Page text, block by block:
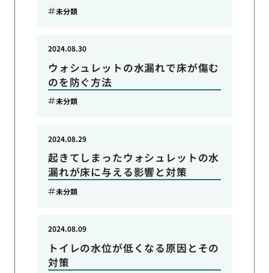
未分類
ウォシュレットの水漏れで床が傷む
のを防ぐ方法
2024.08.30
未分類
起きてしまったウォシュレットの水
漏れが床に与える影響と対策
2024.08.29
未分類
トイレの水位が低くなる原因とその
対策
2024.08.09